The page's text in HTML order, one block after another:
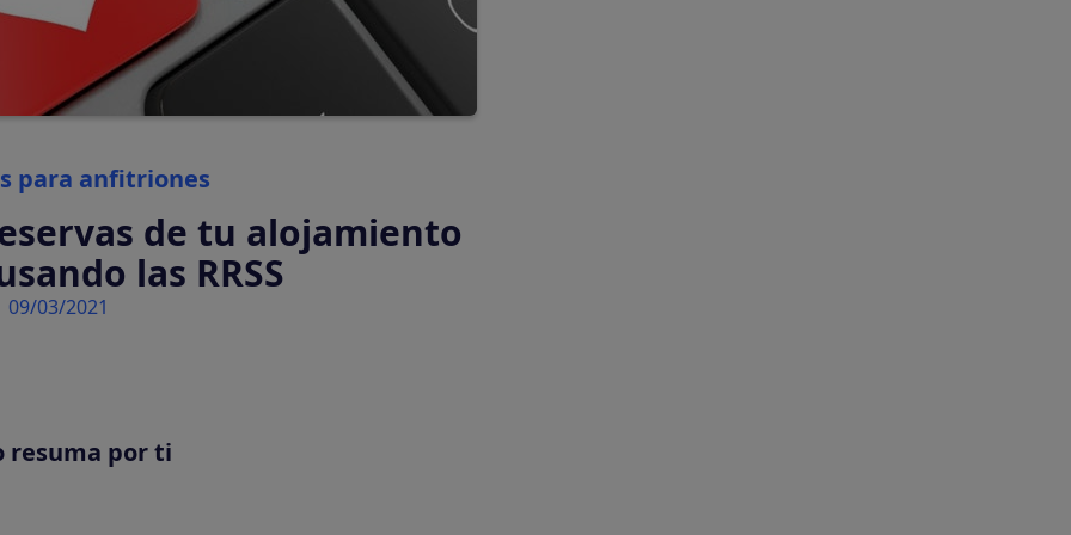
automáticamente
Tasas turísticas
Calcula y cobra tasas
turísticas
Categories
para anfitriones
de tu alojamiento
las RRSS
09/03/2021
resuma por ti